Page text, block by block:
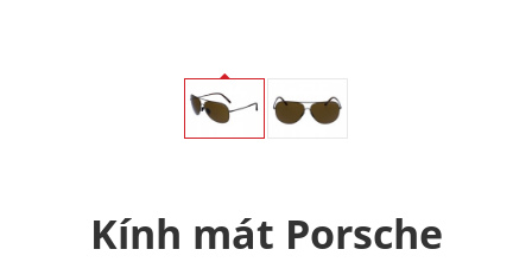
Kính mát Porsche